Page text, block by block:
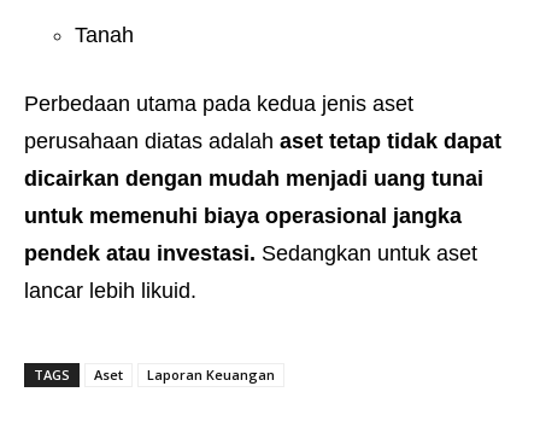
Tanah
Perbedaan utama pada kedua jenis aset
perusahaan diatas adalah aset tetap tidak dapat
dicairkan dengan mudah menjadi uang tunai
untuk memenuhi biaya operasional jangka
pendek atau investasi. Sedangkan untuk aset
lancar lebih likuid.
TAGS Aset Laporan Keuangan